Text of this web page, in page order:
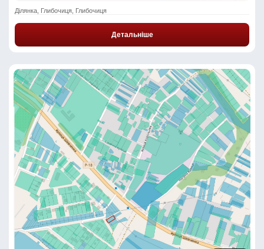
Ділянка, Глибочиця, Глибочиця
Детальніше